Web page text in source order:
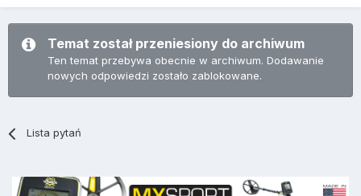
Temat został przeniesiony do archiwum
Ten temat przebywa obecnie w archiwum. Dodawanie
nowych odpowiedzi zostało zablokowane.
Lista pytań